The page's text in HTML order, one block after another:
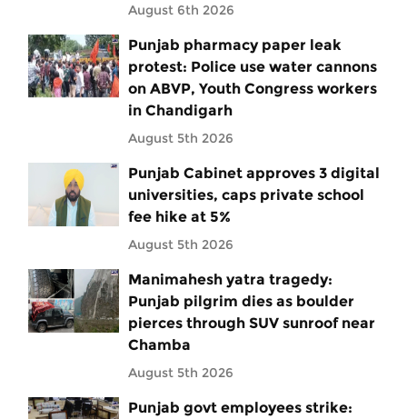
August 6th 2026
Punjab pharmacy paper leak
protest: Police use water cannons
on ABVP, Youth Congress workers
in Chandigarh
August 5th 2026
Punjab Cabinet approves 3 digital
universities, caps private school
fee hike at 5%
August 5th 2026
Manimahesh yatra tragedy:
Punjab pilgrim dies as boulder
pierces through SUV sunroof near
Chamba
August 5th 2026
Punjab govt employees strike: